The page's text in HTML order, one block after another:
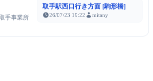
手事業所
取手駅西口行き方面 [駒形橋]
26/07/23 19:22 mitany